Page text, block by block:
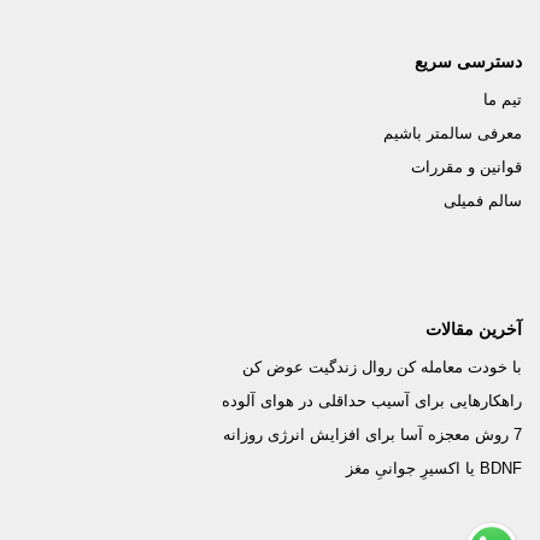
دسترسی سریع
تیم ما
معرفی سالمتر باشیم
قوانین و مقررات
سالم فمیلی
آخرین مقالات
با خودت معامله کن روال زندگیت عوض کن
راهکارهایی برای آسیب حداقلی در هوای آلوده
7 روش معجزه آسا برای افزایش انرژی روزانه
BDNF یا اکسیرِ جوانیِ مغز